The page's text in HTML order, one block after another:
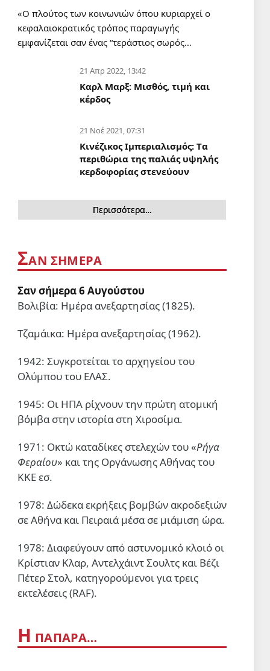
Οι Σαουδάραβες δεν τολμούν να
περάσουν από το Στενό Μπαμπ
αλ-Μαντάμπ
Η ΠΑΠΑΡΑ
Ο «μοιραίος» Μητσοτάκης και η
4 Αυγ 2026, 05:41
ΣΑΝ ΣΗΜΕΡΑ
Σαν σήμερα 4 Αυγούστου
ΔΙΕΘΝΗ
πολιτικοί της Βηρυτού
ΔΙΕΘΝΗ
συμφωνία για το εκ νέου
3 Αυγ 2026, 19:17
(Ν)τροπολογία Φλωρίδη:
Αύξησε από 25 σε 30 τα χρόνια
τους πολυϊσοβίτες
3 Αυγ 2026, 09:41
3 Αυγ 2026, 00:01
Εκατομμύρια διαδήλωσαν σε
ολόκληρη την Υεμένη
υποστηρίζοντας την πολιτική
«αποκλεισμός για αποκλεισμό»
2 Αυγ 2026, 20:36
Tηλεφωνικές απειλές του
«Ο πλούτος των κοινωνιών όπου κυριαρχεί ο
κεφαλαιοκρατικός τρόπος παραγωγής
εμφανίζεται σαν ένας “τεράστιος σωρός…
21 Απρ 2022, 13:42
Καρλ Μαρξ: Μισθός, τιμή και
κέρδος
21 Νοέ 2021, 07:31
Κινέζικος Ιμπεριαλισμός: Tα
περιθώρια της παλιάς υψηλής
κερδοφορίας στενεύουν
Περισσότερα…
ΣΑΝ ΣΗΜΕΡΑ
Σαν σήμερα 6 Αυγούστου
Βολιβία: Ημέρα ανεξαρτησίας (1825).
Τζαμάικα: Ημέρα ανεξαρτησίας (1962).
1942: Συγκροτείται το αρχηγείου του
Ολύμπου του ΕΛΑΣ.
1945: Οι ΗΠΑ ρίχνουν την πρώτη ατομική
βόμβα στην ιστορία στη Χιροσίμα.
1971: Οκτώ καταδίκες στελεχών του «Ρήγα
Φεραίου» και της Οργάνωσης Αθήνας του
ΚΚΕ εσ.
1978: Δώδεκα εκρήξεις βομβών ακροδεξιών
σε Αθήνα και Πειραιά μέσα σε μιάμιση ώρα.
1978: Διαφεύγουν από αστυνομικό κλοιό οι
Κρίστιαν Κλαρ, Αντελχάιντ Σουλτς και Βέζι
Πέτερ Στολ, κατηγορούμενοι για τρεις
εκτελέσεις (RAF).
Η ΠΑΠΑΡΑ…